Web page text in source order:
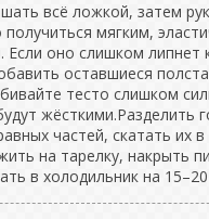
всё ложкой, затем
мягким,
Если оно слишком липнет
оставшиеся
тесто слишком
жёсткими.Разделить
частей, скатать их в
на тарелку, накрыть
в холодильник на